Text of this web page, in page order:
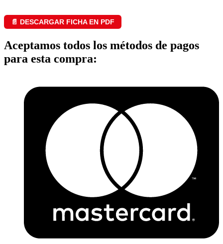
📄 DESCARGAR FICHA EN PDF
Aceptamos todos los métodos de pagos
para esta compra: